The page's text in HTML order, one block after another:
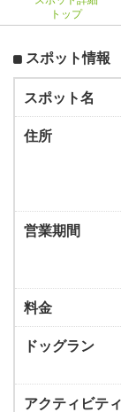
トップ
スポット情報
スポット名
住所
営業期間
料金
ドッグラン
アクティビティ